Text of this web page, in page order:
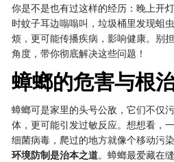
你是不是也有过这样的经历：晚上开
时蚊子耳边嗡嗡叫，垃圾桶里发现蛆
烦，更可能传播疾病，影响健康。别
角度，带你彻底解决这些问题！
蟑螂的危害与根
蟑螂可是家里的头号公敌，它们不仅
体，更可能引发过敏反应。想想看，
细菌病毒，爬过的地方就像个移动污染
环境防制是治本之道。蟑螂最爱藏在